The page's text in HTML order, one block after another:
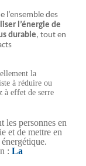
l’ensemble des
l’énergie de
durable, tout en
la
à réduire ou
à effet de serre
les personnes en
et de mettre en
: La